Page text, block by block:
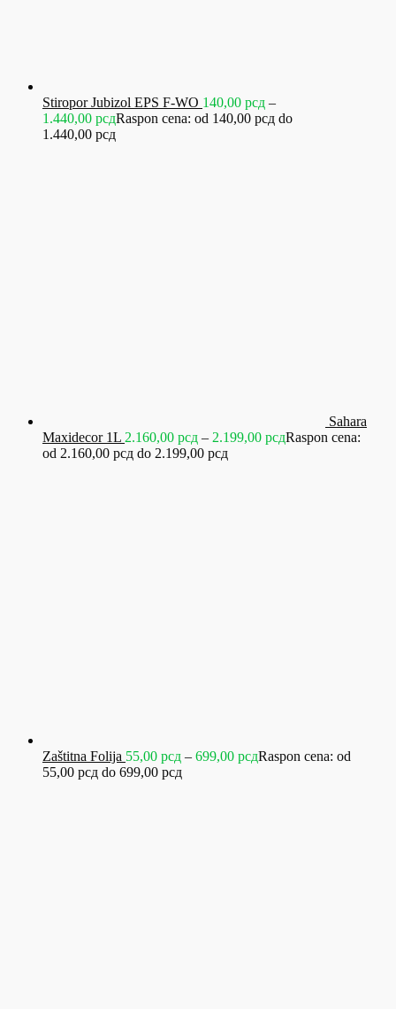
Stiropor Jubizol EPS F-WO 140,00 рсд –
1.440,00 рсдRaspon cena: od 140,00 рсд do
1.440,00 рсд
Sahara
Maxidecor 1L 2.160,00 рсд – 2.199,00 рсдRaspon cena:
od 2.160,00 рсд do 2.199,00 рсд
Zaštitna Folija 55,00 рсд – 699,00 рсдRaspon cena: od
55,00 рсд do 699,00 рсд